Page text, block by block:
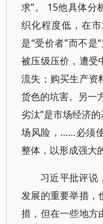
求”。 15他具体分
织化程度低，在
是“受价者”而不是
被压级压价，遭受
流失；购买生产资
货色的坑害。另一
劣汰”是市场经济
场风险，……必须
整体，以形成强大
习近平批评说
发展的重要举措，
措，但在一些地方